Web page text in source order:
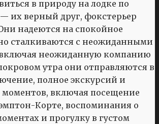
в природу на лодке по
их верный друг, фокстерьер
надеются на спокойное
сталкиваются с неожиданными
неожиданную компанию
утра они отправляются в
полное экскурсий и
включая посещение
Корте, воспоминания о
и прогулку в густом